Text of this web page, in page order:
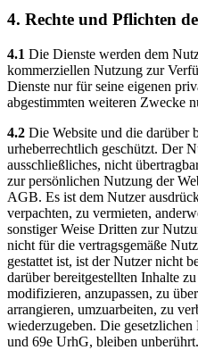
4. Rechte und Pflichten
4.1 Die Dienste werden dem
kommerziellen Nutzung zur
Dienste nur für seine eigenen
abgestimmten weiteren Zwecke
4.2 Die Website und die darüber
urheberrechtlich geschützt. Der
ausschließliches, nicht
zur persönlichen Nutzung der
AGB. Es ist dem Nutzer
verpachten, zu vermieten,
sonstiger Weise Dritten zur
nicht für die vertragsgemäße
gestattet ist, ist der Nutzer nicht
darüber bereitgestellten Inhalte
modifizieren, anzupassen, zu
arrangieren, umzuarbeiten, zu
wiederzugeben. Die gesetzlichen
und 69e UrhG, bleiben unberührt.